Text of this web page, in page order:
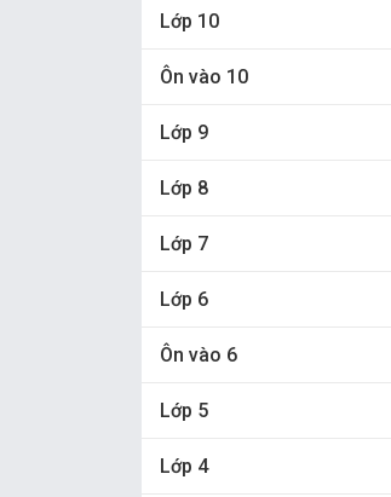
Lớp 10
Ôn vào 10
Lớp 9
Lớp 8
Lớp 7
Lớp 6
Ôn vào 6
Lớp 5
Lớp 4